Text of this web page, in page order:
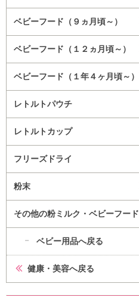
ベビーフード（９ヵ月頃～）
ベビーフード（１２ヵ月頃～）
ベビーフード（１年４ヶ月頃～）
レトルトパウチ
レトルトカップ
フリーズドライ
粉末
その他の粉ミルク・ベビーフード
ベビー用品へ戻る
健康・美容へ戻る